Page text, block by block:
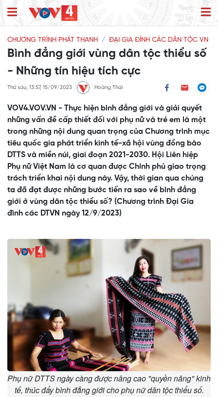
CHƯƠNG TRÌNH PHÁT THANH ĐẠI GIA ĐÌNH CÁC DÂN TỘC VN
Bình đẳng giới vùng dân tộc thiểu số
- Những tín hiệu tích cực
Thứ sáu, 13:57, 15/09/2023 Hoàng Thái
VOV4.VOV.VN - Thực hiện bình đẳng giới và giải quyết
những vấn đề cấp thiết đối với phụ nữ và trẻ em là một
trong những nội dung quan trọng của Chương trình mục
tiêu quốc gia phát triển kinh tế-xã hội vùng đồng bào
DTTS và miền núi, giai đoạn 2021-2030. Hội Liên hiệp
Phụ nữ Việt Nam là cơ quan được Chính phủ giao trọng
trách triển khai nội dung này. Vậy, thời gian qua chúng
ta đã đạt được những bước tiến ra sao về bình đẳng
giới ở vùng dân tộc thiểu số? (Chương trình Đại Gia
đình các DTVN ngày 12/9/2023)
Phụ nữ DTTS ngày càng được nâng cao "quyền năng" kinh
tế, thúc đẩy bình đẳng giới cho phụ nữ dân tộc thiểu số.